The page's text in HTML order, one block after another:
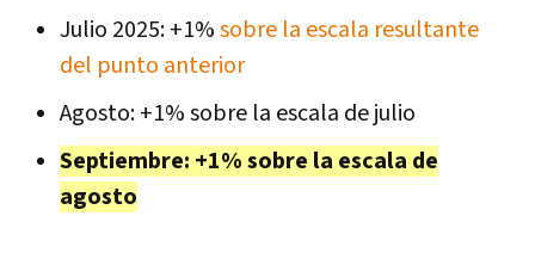
Julio 2025: +1%sobre la escala resultante
del punto anterior
Agosto: +1% sobre la escala de julio
Septiembre: +1% sobre la escala de
agosto